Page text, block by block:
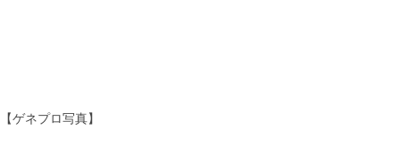
【ゲネプロ写真】